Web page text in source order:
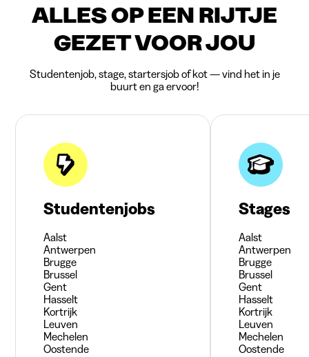
ALLES OP EEN RIJTJE
GEZET VOOR JOU
Studentenjob, stage, startersjob of kot — vind het in je
buurt en ga ervoor!
Studentenjobs
Aalst
Antwerpen
Brugge
Brussel
Gent
Hasselt
Kortrijk
Leuven
Mechelen
Oostende
Stages
Aalst
Antwerpen
Brugge
Brussel
Gent
Hasselt
Kortrijk
Leuven
Mechelen
Oostende